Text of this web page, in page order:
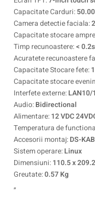
Capacitate Carduri:
Camera detectie faciala:
Capacitate stocare
Timp recunoastere:< 0.2s
Acuratete recunoastere
Capacitate Stocare fete:
Capacitate stocare
Interfete externe:LAN10/
Audio:Bidirectional
Alimentare:12 VDC
Temperatura de
Accesorii montaj:DS-
Sistem operare:Linux
Dimensiuni:110.5 x
Greutate:0.57 Kg
„